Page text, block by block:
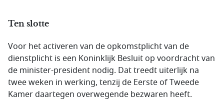
Ten slotte
Voor het activeren van de opkomstplicht van de
dienstplicht is een Koninklijk Besluit op voordracht van
de minister-president nodig. Dat treedt uiterlijk na
twee weken in werking, tenzij de Eerste of Tweede
Kamer daartegen overwegende bezwaren heeft.